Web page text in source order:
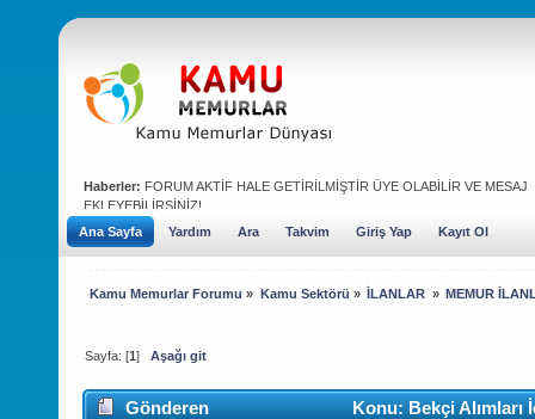
Haberler: FORUM AKTİF HALE GETİRİLMİŞTİR ÜYE OLABİLİR VE MESAJ
EKLEYEBİLİRSİNİZ!
Ana Sayfa
Yardım Ara Takvim Giriş Yap Kayıt Ol
Kamu Memurlar Forumu » Kamu Sektörü » İLANLAR » MEMUR
Sayfa: [1]Aşağı git
Gönderen
Konu: Bekçi Alımları